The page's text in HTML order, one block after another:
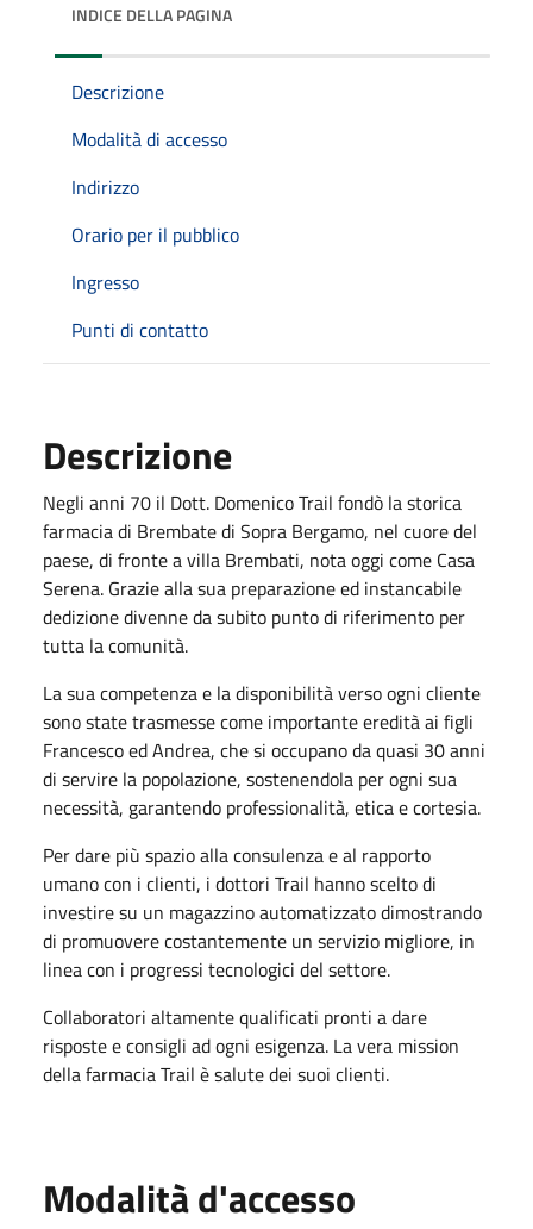
INDICE DELLA PAGINA
Descrizione
Modalità di accesso
Indirizzo
Orario per il pubblico
Ingresso
Punti di contatto
Descrizione
Negli anni 70 il Dott. Domenico Trail fondò la storica
farmacia di Brembate di Sopra Bergamo, nel cuore del
paese, di fronte a villa Brembati, nota oggi come Casa
Serena. Grazie alla sua preparazione ed instancabile
dedizione divenne da subito punto di riferimento per
tutta la comunità.
La sua competenza e la disponibilità verso ogni cliente
sono state trasmesse come importante eredità ai figli
Francesco ed Andrea, che si occupano da quasi 30 anni
di servire la popolazione, sostenendola per ogni sua
necessità, garantendo professionalità, etica e cortesia.
Per dare più spazio alla consulenza e al rapporto
umano con i clienti, i dottori Trail hanno scelto di
investire su un magazzino automatizzato dimostrando
di promuovere costantemente un servizio migliore, in
linea con i progressi tecnologici del settore.
Collaboratori altamente qualificati pronti a dare
risposte e consigli ad ogni esigenza. La vera mission
della farmacia Trail è salute dei suoi clienti.
Modalità d'accesso